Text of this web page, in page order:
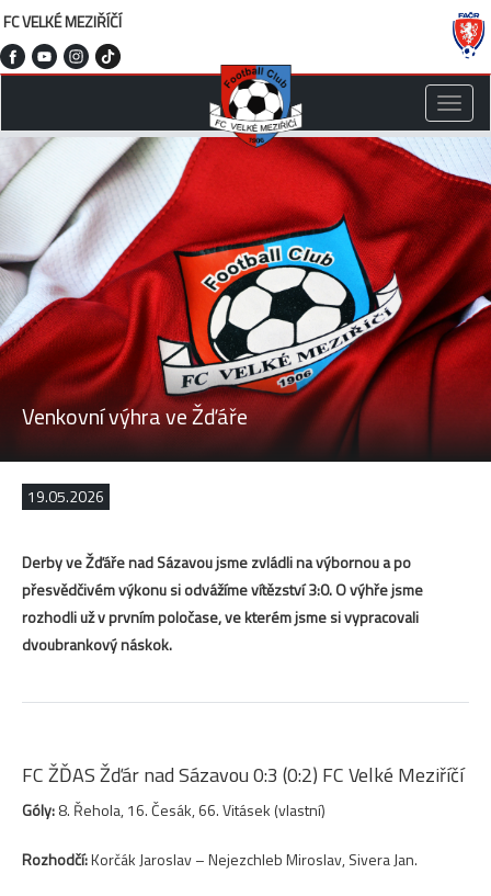
FC VELKÉ MEZIŘÍČÍ
Toggle
Venkovní výhra ve Žďáře
19.05.2026
Derby ve Žďáře nad Sázavou jsme zvládli na výbornou a po
přesvědčivém výkonu si odvážíme vítězství 3:0. O výhře jsme
rozhodli už v prvním poločase, ve kterém jsme si vypracovali
dvoubrankový náskok.
FC ŽĎAS Žďár nad Sázavou 0:3 (0:2) FC Velké Meziříčí
Góly:8. Řehola, 16. Česák, 66. Vitásek (vlastní)
Rozhodčí:Korčák Jaroslav – Nejezchleb Miroslav, Sivera Jan.